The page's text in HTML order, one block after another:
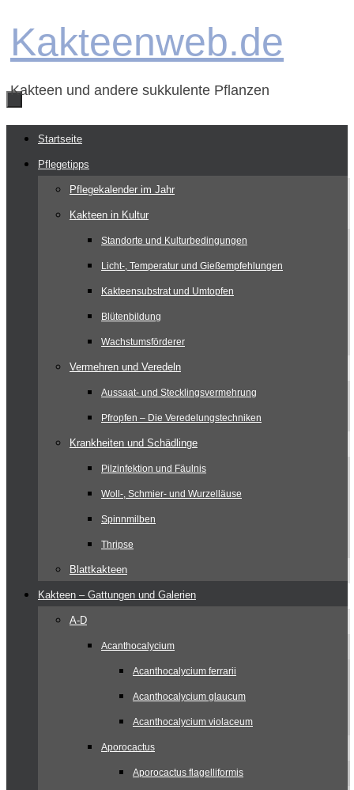
Inhalt
Kakteenweb.de
Kakteen und andere sukkulente Pflanzen
Zum
Inhalt
springen
Startseite
Pflegetipps
Pflegekalender im Jahr
Kakteen in Kultur
Standorte und Kulturbedingungen
Licht-, Temperatur und Gießempfehlungen
Kakteensubstrat und Umtopfen
Blütenbildung
Wachstumsförderer
Vermehren und Veredeln
Aussaat- und Stecklingsvermehrung
Pfropfen – Die Veredelungstechniken
Krankheiten und Schädlinge
Pilzinfektion und Fäulnis
Woll-, Schmier- und Wurzelläuse
Spinnmilben
Thripse
Blattkakteen
Kakteen – Gattungen und Galerien
A-D
Acanthocalycium
Acanthocalycium ferrarii
Acanthocalycium glaucum
Acanthocalycium violaceum
Aporocactus
Aporocactus flagelliformis